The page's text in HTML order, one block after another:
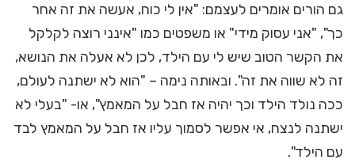
גם הורים אומרים לעצמם: "אין לי כוח, אעשה את זה אחר
כך", "אני עסוק מידי" או משפטים כמו "אינני רוצה לקלקל
את הקשר הטוב שיש לי עם הילד, לכן לא אעלה את הנושא,
זה לא שווה את זה". ובאותה נימה – "הוא לא ישתנה לעולם,
ככה נולד הילד וכך יהיה אז חבל על המאמץ", או- "בעלי לא
ישתנה לנצח, אי אפשר לסמוך עליו אז חבל על המאמץ לבד
עם הילד".